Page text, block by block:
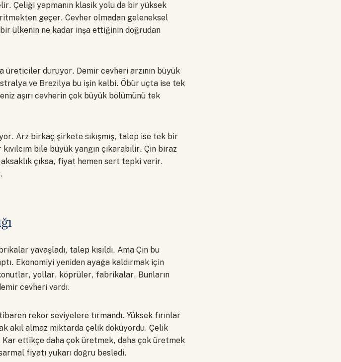
Çeliği yapmanın klasik yolu da bir yüksek
geçer. Cevher olmadan geleneksel
ülkenin ne kadar inşa ettiğinin doğrudan
duruyor. Demir cevheri arzının büyük
ve Brezilya bu işin kalbi. Öbür uçta ise tek
aşırı cevherin çok büyük bölümünü tek
Arz birkaç şirkete sıkışmış, talep ise tek bir
bile büyük yangın çıkarabilir. Çin biraz
çıksa, fiyat hemen sert tepki verir.
yavaşladı, talep kısıldı. Ama Çin bu
Ekonomiyi yeniden ayağa kaldırmak için
yollar, köprüler, fabrikalar. Bunların
cevheri vardı.
rekor seviyelere tırmandı. Yüksek fırınlar
akıl almaz miktarda çelik döküyordu. Çelik
ettikçe daha çok üretmek, daha çok üretmek
fiyatı yukarı doğru besledi.